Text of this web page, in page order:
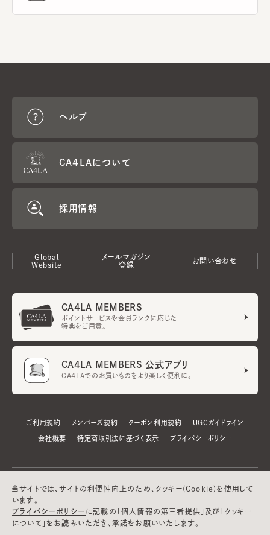
ヘルプ
CA4LAについて
採用情報
Global
Website
メールマガジン
登録
お問い合わせ
CA4LA MEMBERS
ポイントサービスや会員ランクに応じた
特典をご用意。
CA4LA MEMBERS 公式アプリ
CA4LAでのお買いものをより楽しく便利に。
ご利用規約 メンバーズ規約 クーポン利用規約 UGCガイドライン
会社概要 特定商取引法に基づく表示 プライバシーポリシー
当サイトでは、サイトの利便性向上のため、クッキー(Cookie)を使用して
います。
プライバシーポリシー に記載の「個人情報の第三者提供」及び「クッキー
について」をお読みいただき、承諾をお願いいたします。